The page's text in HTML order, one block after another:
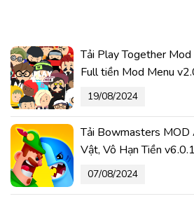
Tải Play Together
Full tiền Mod Menu
19/08/2024
Tải Bowmasters MOD
Vật, Vô Hạn Tiền
07/08/2024